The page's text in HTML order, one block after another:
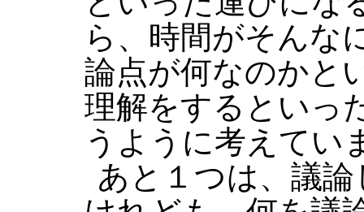
ら、時間がそんな
論点が何なのかと
理解をするといっ
うように考えてい
あと１つは、議